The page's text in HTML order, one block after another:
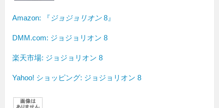
Amazon: 『 ジョジョリオン8』
DMM.com: ジョジョリオン 8
楽天市場: ジョジョリオン 8
Yahoo! ショッピング: ジョジョリオン 8